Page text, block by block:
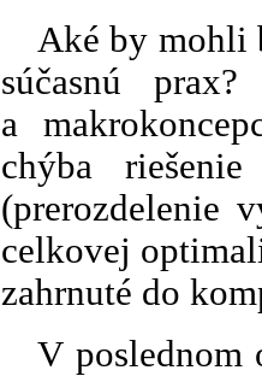
Aké by mohli
súčasnú
a
chýba
(prerozdelenie
celkovej
zahrnuté do
V poslednom